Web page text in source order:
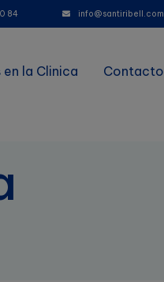
84 info@santiribell.com
la Clinica (current)
Contacto